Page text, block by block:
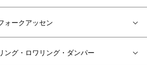
ォークアッセン
ング・ロワリング・ダンパー